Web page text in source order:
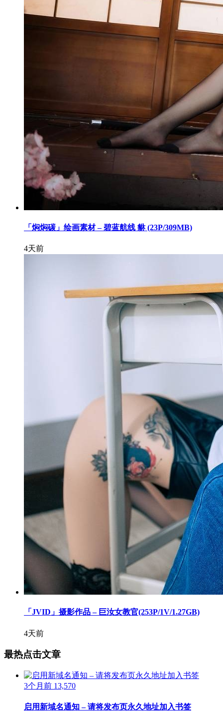
「焖焖碳」绘画素材 – 碧蓝航线 貅 (23P/309MB)
4天前
「JVID」摄影作品 – 巨汝女教官(253P/1V/1.27GB)
4天前
最热点击文章
3个月前 13,570
启用新域名通知 – 请将发布页永久地址加入书签